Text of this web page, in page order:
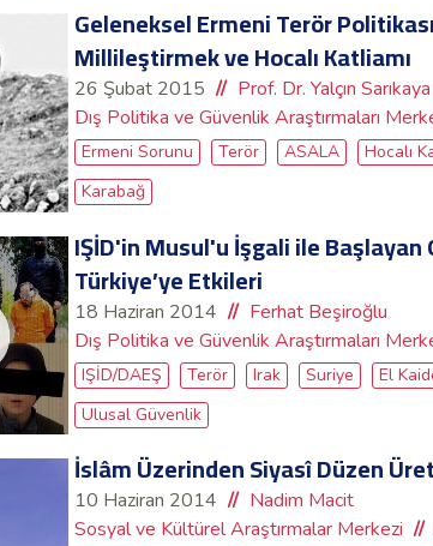
Geleneksel Ermeni Terör
Millileştirmek ve Hocalı Katliamı
26 Şubat 2015
Prof. Dr. Yalçın Sarıkaya
Dış Politika ve Güvenlik Araştırmaları
Ermeni Sorunu Terör ASALA Hocalı
Karabağ
IŞİD'in Musul'u İşgali ile Başlayan
Türkiye’ye Etkileri
18 Haziran 2014
Ferhat Beşiroğlu
Dış Politika ve Güvenlik Araştırmaları
IŞİD/DAEŞ Terör Irak Suriye El
Ulusal Güvenlik
İslâm Üzerinden Siyasî Düzen
10 Haziran 2014
Nadim Macit
Sosyal ve Kültürel Araştırmalar Merkezi